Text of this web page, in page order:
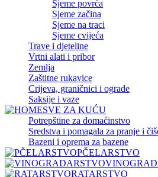
Sjeme povrća
Sjeme začina
Sjeme na traci
Sjeme cvijeća
Trave i djeteline
Vrtni alati i pribor
Zemlja
Zaštitne rukavice
Crijeva, graničnici i ograde
Saksije i vaze
SVE ZA KUĆU
Potrepštine za domaćinstvo
Sredstva i pomagala za pranje i
Bazeni i oprema za bazene
PČELARSTVO
RATARSTVO